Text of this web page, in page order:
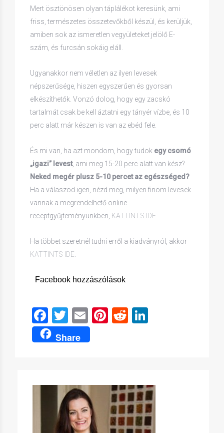
Mert ösztönösen olyan táplálékot keresünk, ami
friss, természetes összetevőkből készül, és kerüljük,
amiben sok az ismeretlen vegyületeket jelölő E-
szám, és furcsán sokáig eláll.
Ugyanakkor nem véletlen az ilyen levesek
népszerűsége, hiszen egyszerűen és gyorsan
elkészíthetők. Vonzó dolog, hogy egy zacskó
tartalmát csak be kell áztatni egy tányér vízbe, és 10
perc alatt már készen is van az ebéd fele.
És mi van, ha azt mondom, hogy tudok egy csomó
„igazi” levest, ami meg 15-20 perc alatt van kész?
Neked megér plusz 5-10 percet az egészséged?
Ha a válaszod igen, nézd meg, milyen finom levesek
vannak a megrendelhető online
receptgyűjteményünkben, KATTINTS IDE
Ha többet szeretnél tudni erről a kiadványról, akkor
KATTINTS IDE
Facebook hozzászólások
Facebook
Twitter
EmailPinterest
Reddit
Share